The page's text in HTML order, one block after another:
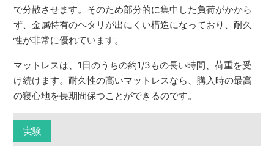
で分散させます。そのため部分的に集中した負荷がかから
ず、金属特有のヘタリが出にくい構造になっており、耐久
性が非常に優れています。
マットレスは、1日のうちの約1/3もの長い時間、荷重を受
け続けます。耐久性の高いマットレスなら、購入時の最高
の寝心地を長期間保つことができるのです。
実験